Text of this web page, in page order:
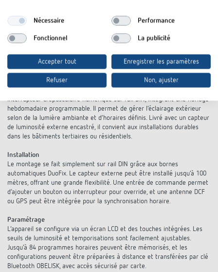
Conçu pour durer, le capteur crépusculaire extérieur bénéficie d’un
boîtier robuste certifié IP55, parfaitement adapté aux environnements
exposés ou contraignants. Il garantit un fonctionnement fiable avec tous
types de lampes, y compris les LED, même en présence de charges
capacitives importantes. Les bornes sans vis assurent un câblage rapide
et sécurisé, réduisant le temps d’intervention sur site.
LUNA 121 top3 RC EL
Interrupteur crépusculaire numérique sur rail DIN, intégrant une horloge
hebdomadaire programmable. Il permet de gérer l’éclairage extérieur
selon de la lumière ambiante et d’horaires définis. Livré avec un capteur
de luminosité externe encastré, il convient aux installations durables
dans les bâtiments tertiaires ou résidentiels.
Installation
Le montage se fait simplement sur rail DIN grâce aux bornes
automatiques DuoFix. Le capteur externe peut être installé jusqu’à 100
mètres, offrant une grande flexibilité. Une entrée de commande permet
d’ajouter un bouton ou interrupteur pour override, et une antenne DCF
ou GPS peut être intégrée pour la synchronisation horaire.
Paramétrage
L’appareil se configure via un écran LCD et des touches intégrées. Les
seuils de luminosité et temporisations sont facilement ajustables.
Jusqu’à 84 programmes horaires peuvent être mémorisés, et les
configurations peuvent être préparées à distance et transférées par clé
Bluetooth OBELISK, avec accès sécurisé par carte.
Nécessaire Performance
Fonctionnel La publicité
Accepter tout Enregistrer les paramètres
Refuser Non, ajuster